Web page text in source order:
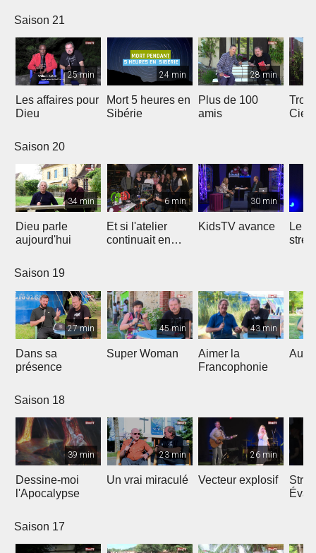
Saison 21
25 min
Les affaires pour
Dieu
24 min
Mort 5 heures en
Sibérie
28 min
Plus de 100
amis
Ciel
Saison 20
34 min
Dieu parle
aujourd'hui
6 min
Et si l'atelier
continuait en
30 min
KidsTV avance
Le
Saison 19
27 min
Dans sa
présence
45 min
Super Woman
43 min
Aimer la
Francophonie
Au
Saison 18
39 min
Dessine-moi
l'Apocalypse
23 min
Un vrai miraculé
26 min
Vecteur explosif
Saison 17